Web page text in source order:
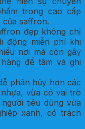
trong cao cấp
saffron.
đẹp không chỉ
động miễn phí khi
nơi mà còn gây
để tâm và ghi
phân hủy hơn các
vừa có vai trò
tiêu dùng vừa
xanh, có trách